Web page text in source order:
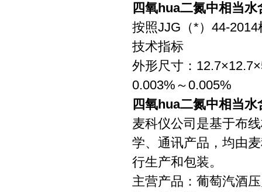
四氧hua二氮中相当水
按照JJG（*）44-
技术指标
外形尺寸：
0.003%～0.005%
四氧hua二氮中相当水
麦科仪公司是基于布
学、通讯产品，均由
行生产和包装。
主营产品：葡萄汽酒